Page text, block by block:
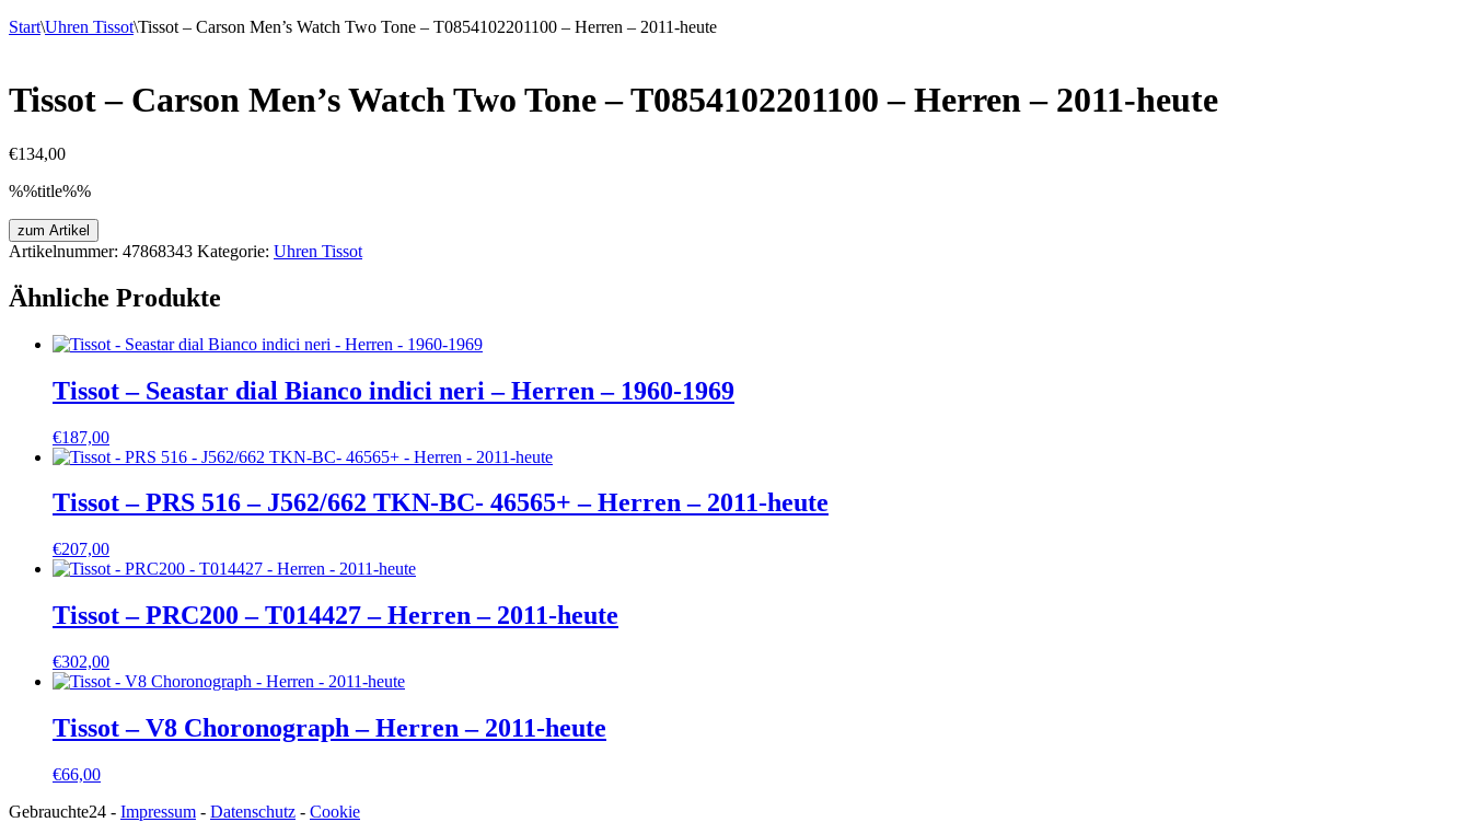
Start\Uhren Tissot\Tissot – Carson Men’s Watch Two Tone – T0854102201100 – Herren – 2011-heute
Tissot – Carson Men’s Watch Two Tone – T0854102201100 – Herren – 2011-heute
€134,00
%%title%%
zum Artikel
Artikelnummer: 47868343 Kategorie: Uhren Tissot
Ähnliche Produkte
Tissot – Seastar dial Bianco indici neri – Herren – 1960-1969
€187,00
Tissot – PRS 516 – J562/662 TKN-BC- 46565+ – Herren – 2011-heute
€207,00
Tissot – PRC200 – T014427 – Herren – 2011-heute
€302,00
Tissot – V8 Choronograph – Herren – 2011-heute
€66,00
Gebrauchte24 - Impressum - Datenschutz - Cookie